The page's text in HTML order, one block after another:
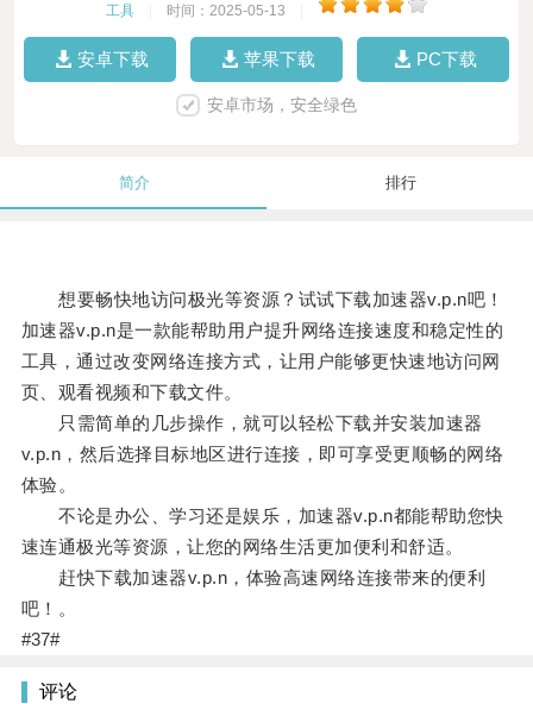
工具 时间：2025-05-13
安卓下载 苹果下载 PC下载
安卓市场，安全绿色
简介 排行
想要畅快地访问极光等资源？试试下载加速器v.p.n吧！
加速器v.p.n是一款能帮助用户提升网络连接速度和稳定性的
工具，通过改变网络连接方式，让用户能够更快速地访问网
页、观看视频和下载文件。
只需简单的几步操作，就可以轻松下载并安装加速器
v.p.n，然后选择目标地区进行连接，即可享受更顺畅的网络
体验。
不论是办公、学习还是娱乐，加速器v.p.n都能帮助您快
速连通极光等资源，让您的网络生活更加便利和舒适。
赶快下载加速器v.p.n，体验高速网络连接带来的便利
吧！。
#37#
评论